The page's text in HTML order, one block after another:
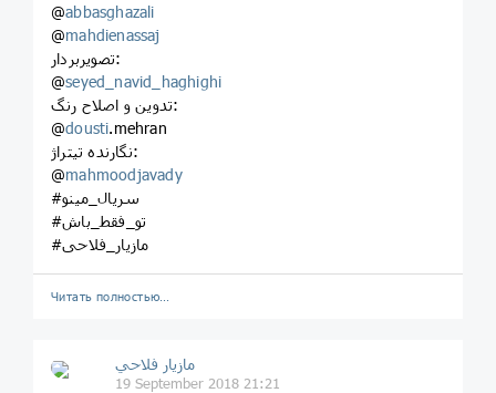
@abbasghazali
@mahdienassaj
تصویربردار:
@seyed_navid_haghighi
تدوین و اصلاح رنگ:
@dousti.mehran
نگارنده تیتراژ:
@mahmoodjavady
#سریال_مینو
#تو_فقط_باش
#مازیار_فلاحی
Читать полностью…
مازيار فلاحي
19 September 2018 21:21